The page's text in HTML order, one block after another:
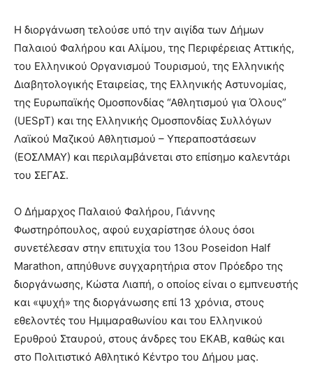
Η διοργάνωση τελούσε υπό την αιγίδα των Δήμων
Παλαιού Φαλήρου και Αλίμου, της Περιφέρειας Αττικής,
του Ελληνικού Οργανισμού Τουρισμού, της Ελληνικής
Διαβητολογικής Εταιρείας, της Ελληνικής Αστυνομίας,
της Ευρωπαϊκής Ομοσπονδίας “Αθλητισμού για Όλους”
(UESpT) και της Ελληνικής Ομοσπονδίας Συλλόγων
Λαϊκού Μαζικού Αθλητισμού – Υπεραποστάσεων
(ΕΟΣΛΜΑΥ) και περιλαμβάνεται στο επίσημο καλεντάρι
του ΣΕΓΑΣ.
Ο Δήμαρχος Παλαιού Φαλήρου, Γιάννης
Φωστηρόπουλος, αφού ευχαρίστησε όλους όσοι
συνετέλεσαν στην επιτυχία του 13ου Poseidon Half
Marathon, απηύθυνε συγχαρητήρια στον Πρόεδρο της
διοργάνωσης, Κώστα Λιαπή, ο οποίος είναι ο εμπνευστής
και «ψυχή» της διοργάνωσης επί 13 χρόνια, στους
εθελοντές του Ημιμαραθωνίου και του Ελληνικού
Ερυθρού Σταυρού, στους άνδρες του ΕΚΑΒ, καθώς και
στο Πολιτιστικό Αθλητικό Κέντρο του Δήμου μας.